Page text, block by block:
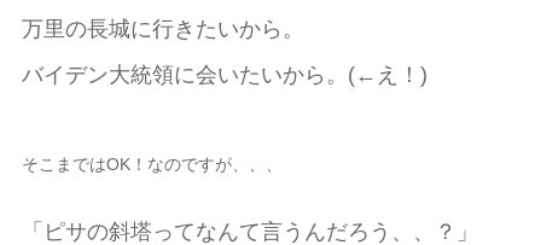
万里の長城に行きたいから。
バイデン大統領に会いたいから。(←え！)
そこまではOK！なのですが、、、
「ピサの斜塔ってなんて言うんだろう、、？」